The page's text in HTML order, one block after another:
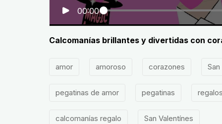
00:00
Calcomanías brillantes y divertidas con
amor amoroso corazones
pegatinas de amor pegatinas
calcomanías regalo San Valentínes